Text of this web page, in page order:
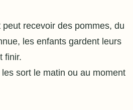
recevoir des pommes, du
les enfants gardent leurs
finir.
sort le matin ou au moment